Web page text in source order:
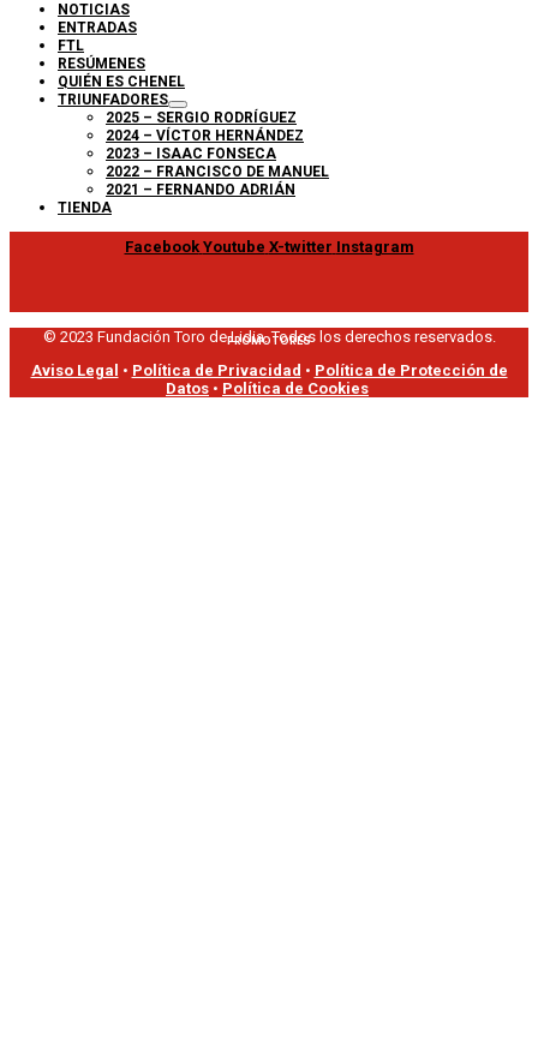
NOTICIAS
ENTRADAS
FTL
RESÚMENES
QUIÉN ES CHENEL
TRIUNFADORES
2025 – SERGIO RODRÍGUEZ
2024 – VÍCTOR HERNÁNDEZ
2023 – ISAAC FONSECA
2022 – FRANCISCO DE MANUEL
2021 – FERNANDO ADRIÁN
TIENDA
Facebook Youtube X-twitter Instagram
PROMOTORES
© 2023 Fundación Toro de Lidia. Todos los derechos reservados.
Aviso Legal • Política de Privacidad • Política de Protección de
Datos • Política de Cookies